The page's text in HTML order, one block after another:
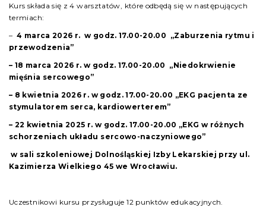
Kurs składa się z 4 warsztatów, które odbędą się w następujących
termiach:
–4 marca 2026 r. w godz. 17.00-20.00 „Zaburzenia rytmu i
przewodzenia”
– 18 marca 2026 r. w godz. 17.00-20.00 „Niedokrwienie
mięśnia sercowego”
– 8 kwietnia 2026 r. w godz. 17.00-20.00 „EKG pacjenta ze
stymulatorem serca, kardiowerterem”
– 22 kwietnia 2025 r. w godz. 17.00-20.00 „EKG w różnych
schorzeniach układu sercowo-naczyniowego”
w sali szkoleniowej Dolnośląskiej Izby Lekarskiej przy ul.
Kazimierza Wielkiego 45 we Wrocławiu.
Uczestnikowi kursu przysługuje 12 punktów edukacyjnych.